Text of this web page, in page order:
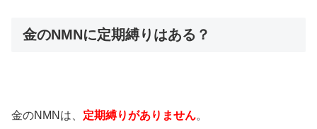
金のNMNに定期縛りはある？
金のNMNは、 定期縛りがありません。